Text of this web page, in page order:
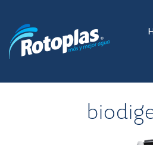
contenido